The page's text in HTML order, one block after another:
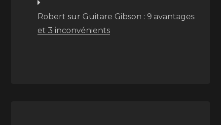
Robert sur Guitare Gibson : 9 avantages
et 3 inconvénients